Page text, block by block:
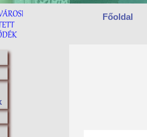
Főoldal